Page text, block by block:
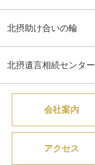
北摂助け合いの輪
北摂遺言相続センター
会社案内
アクセス